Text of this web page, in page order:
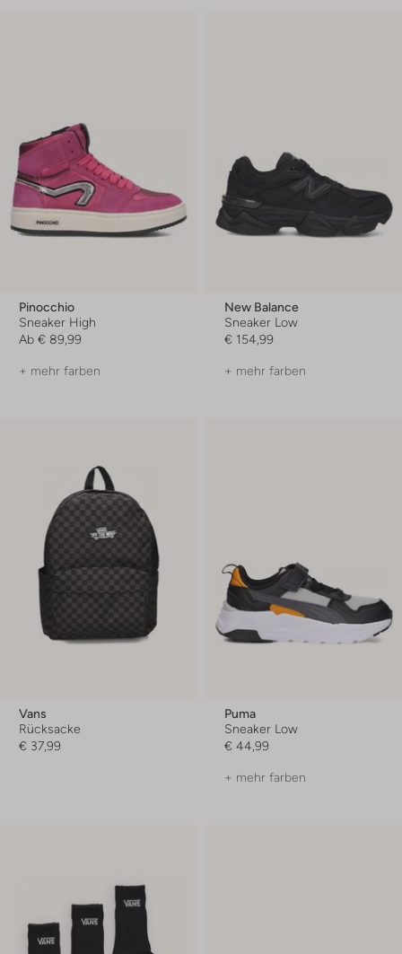
Pinocchio
Sneaker High
Ab € 89,99
+ mehr farben
New Balance
Sneaker Low
€ 154,99
+ mehr farben
Vans
Rücksacke
€ 37,99
Puma
Sneaker Low
€ 44,99
+ mehr farben